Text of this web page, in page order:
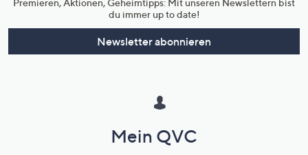
Premieren, Aktionen, Geheimtipps: Mit unseren Newslettern bist
du immer up to date!
Newsletter abonnieren
Mein QVC